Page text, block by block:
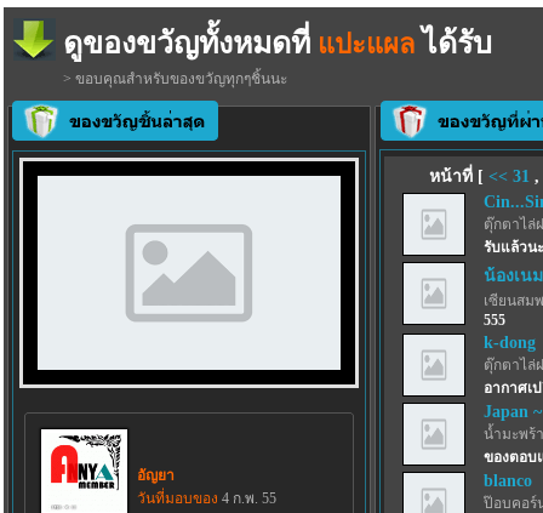
ดูของขวัญทั้งหมดที่ แปะแผล ได้รับ
> ขอบคุณสำหรับของขวัญทุกๆชิ้นนะ
อัญยา
วันที่มอบของ 4 ก.พ. 55
หน้าที่ [ << 31 ,
ตุ๊กตาไล่
รับแล้วน
น้องเน
เซียนสม
555
k-dong
ตุ๊กตาไล่
อากาศเ
Japan
น้ำมะพร้
ของตอบ
blanco
ป๊อบคอร์